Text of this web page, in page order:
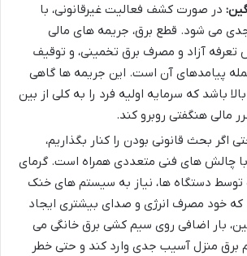
در صورت کشف فعالیت غیرقانونی، با
می شود. قطع برق، جریمه های مالی
آزاد و مصرف برق تخمینی، و توقیف
پیامدهای آن است. این جریمه ها گاهی
باشد که سرمایه اولیه فرد را به کلی از بین
مالی هنگفتی روبرو کند.
اگر بحث قانونی بودن را کنار بگذاریم،
با چالش های فنی متعددی همراه است. گرمای
توسط دستگاه ها، نیاز به سیستم های خنک
که خود مصرف انرژی و صدای بیشتری ایجاد
بار اضافی روی سیم کشی برق خانگی می
برق منزل آسیب جدی وارد کند و حتی خطر